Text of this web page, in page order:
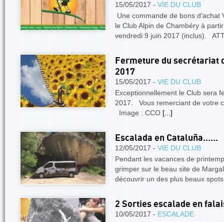
15/05/2017 - VIE DU CLUB
Une commande de bons d'achat
le Club Alpin de Chambéry à
vendredi 9 juin 2017 (inclus).
Fermeture du secrétariat
2017
15/05/2017 - VIE DU CLUB
Exceptionnellement le Club sera
2017. Vous remerciant de votre
Image : CCO [...]
Escalada en Cataluña......
12/05/2017 - VIE DU CLUB
Pendant les vacances de
grimper sur le beau site de
découvrir un des plus beaux
2 Sorties escalade en
10/05/2017 - ESCALADE